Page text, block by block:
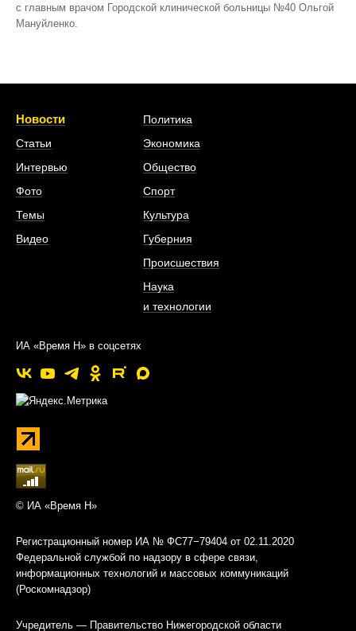
с главным врачом Городской клинической больницы №40 Ольгой
Мануйленко.
Новости
Статьи
Интервью
Фото
Темы
Видео
Политика
Экономика
Общество
Спорт
Культура
Губерния
Происшествия
Наука
и технологии
ИА «Время Н» в соцсетях
© ИА «Время Н»
Регистрационный номер ИА № ФС77−79404 от 02.11.2020
Федеральной службой по надзору в сфере связи,
информационных технологий и массовых коммуникаций
(Роскомнадзор)
Учредитель — Правительство Нижегородской области